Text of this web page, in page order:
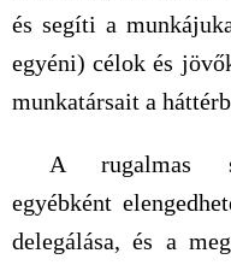
és segíti a
egyéni) célok és
munkatársait a
A rugalmas
egyébként
delegálása, és a